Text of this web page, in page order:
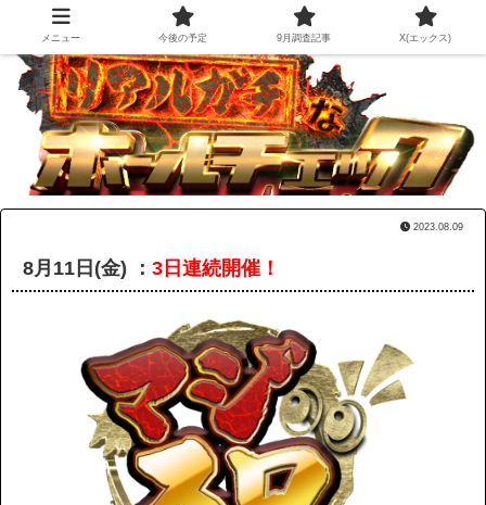
2023.08.09
8月11日(金) ： 3日連続開催！
メニュー 今後の予定 9月調査記事 X(エックス)